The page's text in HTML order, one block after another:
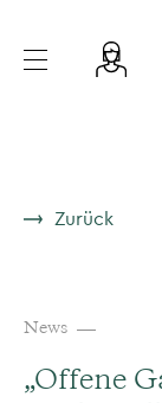
Zurück
News
„Offene